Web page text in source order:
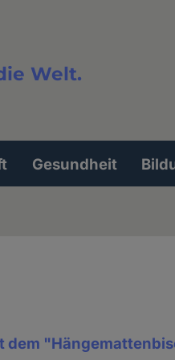
Welt.
Gesundheit
dem